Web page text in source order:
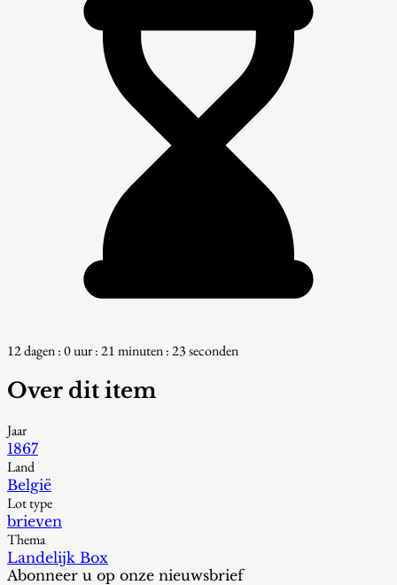
12 dagen : 0 uur : 21 minuten : 22 seconden
Over dit item
Jaar
1867
Land
België
Lot type
brieven
Thema
Landelijk Box
Abonneer u op onze nieuwsbrief